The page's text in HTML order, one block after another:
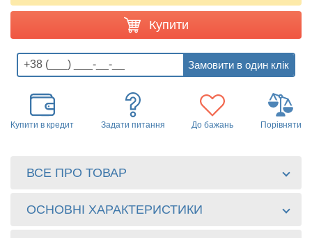
Купити
Купити в кредит Задати питання До бажань Порівняти
ВСЕ ПРО ТОВАР
ОСНОВНІ ХАРАКТЕРИСТИКИ